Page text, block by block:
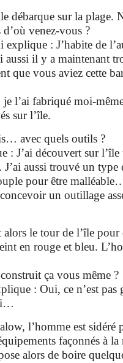
débarque sur la plage.
venez-vous ?
: J’habite de
aussi il y a maintenant
que vous aviez cette
l’ai fabriqué moi-
sur l’île.
avec quels outils ?
: J’ai découvert sur
J’ai aussi trouvé un type
pour être
un outillage
le tour de l’île pour
en rouge et bleu.
ça vous même ?
: Oui, ce n’est pas
l’homme est sidéré
façonnés à la
alors de boire